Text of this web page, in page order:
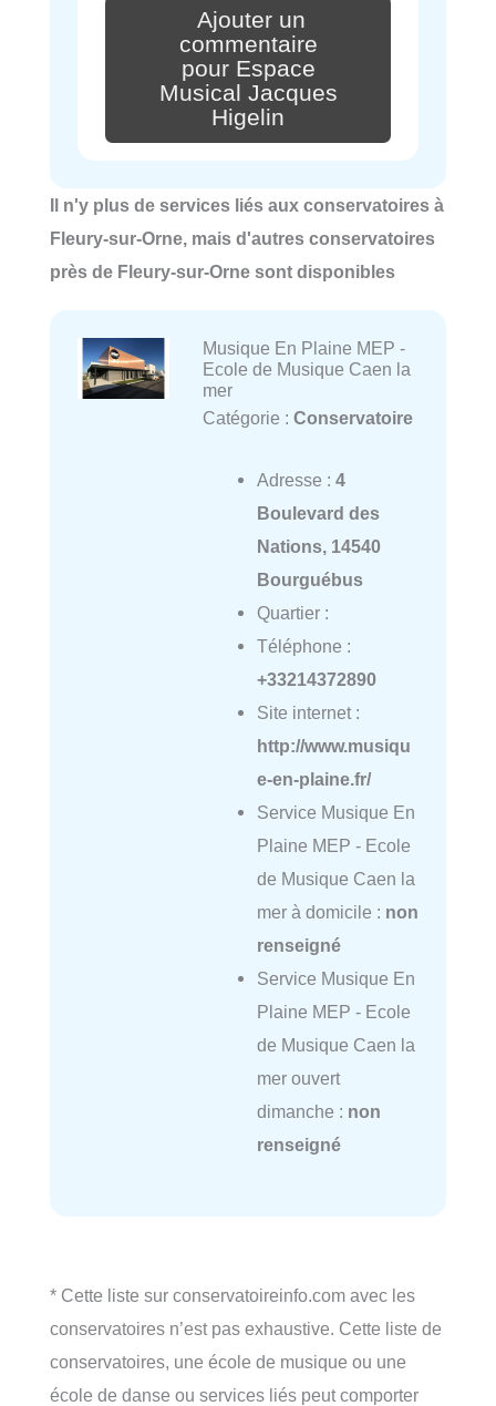
Ajouter un
commentaire
pour Espace
Musical Jacques
Higelin
Il n'y plus de services liés aux conservatoires à
Fleury-sur-Orne, mais d'autres conservatoires
près de Fleury-sur-Orne sont disponibles
Musique En Plaine MEP -
Ecole de Musique Caen la
mer
Catégorie : Conservatoire
Adresse : 4
Boulevard des
Nations, 14540
Bourguébus
Quartier :
Téléphone :
+33214372890
Site internet :
http://www.musiqu
e-en-plaine.fr/
Service Musique En
Plaine MEP - Ecole
de Musique Caen la
mer à domicile : non
renseigné
Service Musique En
Plaine MEP - Ecole
de Musique Caen la
mer ouvert
dimanche : non
renseigné
* Cette liste sur conservatoireinfo.com avec les
conservatoires n’est pas exhaustive. Cette liste de
conservatoires, une école de musique ou une
école de danse ou services liés peut comporter